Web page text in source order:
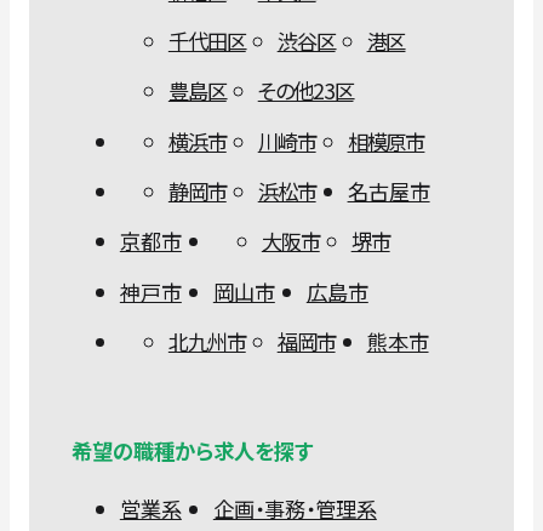
千代田区
渋谷区
港区
豊島区
その他23区
横浜市
川崎市
相模原市
静岡市
浜松市
名古屋市
京都市
大阪市
堺市
神戸市
岡山市
広島市
北九州市
福岡市 熊本市
希望の職種から求人を探す
営業系
企画・事務・管理系